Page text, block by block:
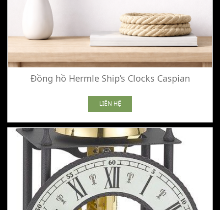
Đồng hồ Hermle Ship’s Clocks Caspian
LIÊN HỆ